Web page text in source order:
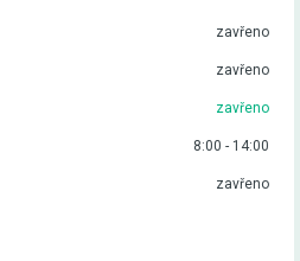
zavřeno
zavřeno
zavřeno
8:00 - 14:00
zavřeno